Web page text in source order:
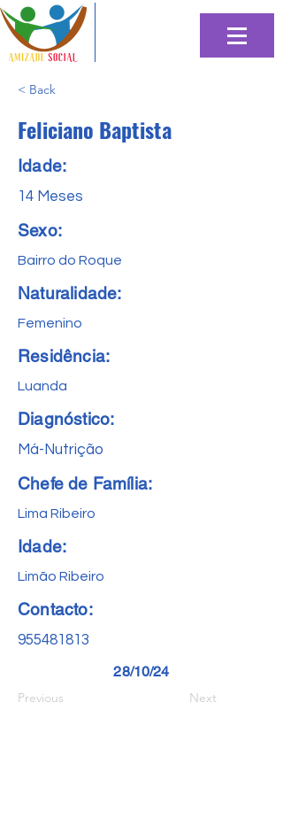
< Back
Feliciano Baptista
Idade:
14 Meses
Sexo:
Bairro do Roque
Naturalidade:
Femenino
Residência:
Luanda
Diagnóstico:
Má-Nutrição
Chefe de Família:
Lima Ribeiro
Idade:
Limão Ribeiro
Contacto:
955481813
28/10/24
Previous Next